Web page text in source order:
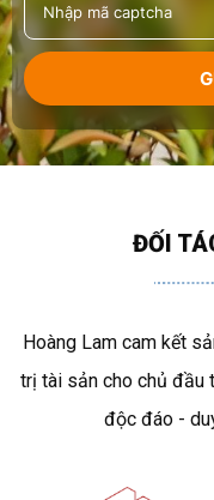
ĐỐI
Hoàng Lam cam kết
trị tài sản cho chủ đầu
độc đáo -